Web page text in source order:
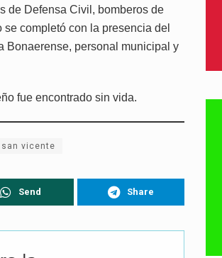
de Defensa Civil, bomberos de
completó con la presencia del
Bonaerense, personal municipal y
fue encontrado sin vida.
san vicente
Send Share